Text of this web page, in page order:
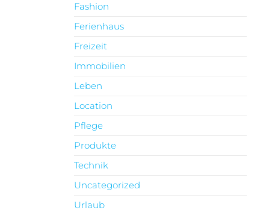
Fashion
Ferienhaus
Freizeit
Immobilien
Leben
Location
Pflege
Produkte
Technik
Uncategorized
Urlaub